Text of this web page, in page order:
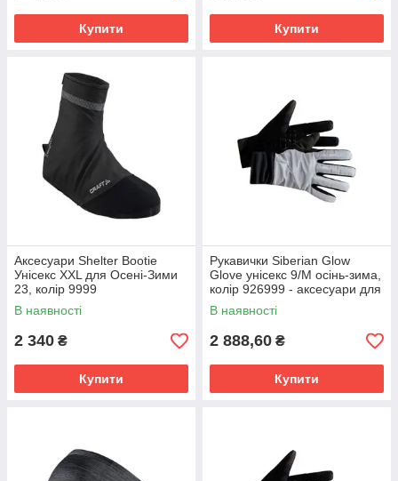
Купити Купити
Аксесуари Shelter Bootie
Унісекс XXL для Осені-Зими
23, колір 9999
В наявності
2 340 ₴
Купити
Рукавички Siberian Glow
Glove унісекс 9/M осінь-зима,
колір 926999 - аксесуари для
одягу
В наявності
2 888,60 ₴
Купити